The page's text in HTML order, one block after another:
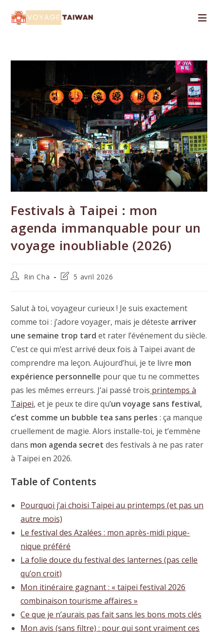
Festivals à Taipei : mon
agenda immanquable pour un
voyage inoubliable (2026)
Auteur/autrice
publication :
Rin Cha
Dernière
publication :
5 avril 2026
Salut à toi, voyageur curieux ! Je suis exactement
comme toi : j’adore voyager, mais je déteste arriver
une semaine trop tard et rater l’événement du siècle.
C’est ce qui m’est arrivé deux fois à Taipei avant de
comprendre ma leçon. Aujourd’hui, je te livre mon
expérience personnelle pour que tu ne commettes
pas les mêmes erreurs. J’ai passé trois printemps à
Taipei, et je peux te dire qu’un voyage sans festival,
c’est comme un bubble tea sans perles : ça manque
cruellement de magie. Alors installe-toi, je t’emmène
dans mon agenda secret des festivals à ne pas rater
à Taipei en 2026.
Table of Contents
Pourquoi j’ai choisi Taipei au printemps (et pas un
autre mois)
Le festival des Azalées : mon après-midi pique-
nique préféré
La folie douce du festival des lanternes (pas celle
qu’on croit)
Mon itinéraire gagnant : « taipei festival 2026
combinaison tourisme affaires »
Ce que je n’aurais pas fait sans les bons mots clés
Mon avis (sans filtre) : pour qui sont vraiment ces